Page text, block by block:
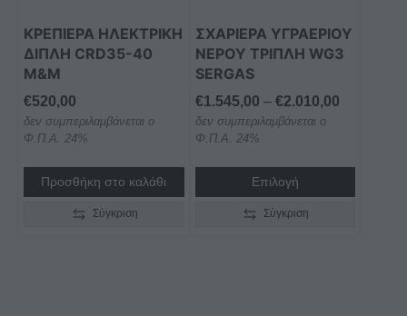
ΚΡΕΠΙΕΡΑ ΗΛΕΚΤΡΙΚΗ
ΔΙΠΛΗ CRD35-40
M&M
€520,00
δεν συμπεριλαμβάνεται ο
Φ.Π.Α. 24%
Προσθήκη στο καλάθι
Σύγκριση
ΣΧΑΡΙΕΡΑ ΥΓΡΑΕΡΙΟΥ
ΝΕΡΟΥ ΤΡΙΠΛΗ WG3
SERGAS
€1.545,00 – €2.010,00Price
through
δεν συμπεριλαμβάνεται ο
Φ.Π.Α. 24%
Επιλογή
μπορούν
να
επιλεγούν
σελίδα
του
Σύγκριση